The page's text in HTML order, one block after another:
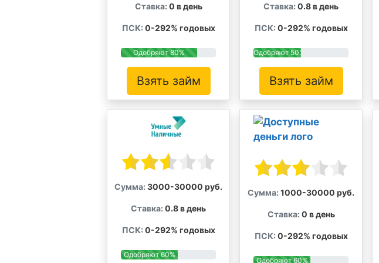
Ставка: 0 в день
ПСК: 0-292% годовых
Одобряют 80%
Взять займ
Ставка: 0.8 в день
ПСК: 0-292% годовых
Одобряют 50%
Взять займ
Сумма: 3000-30000 руб.
Ставка: 0.8 в день
ПСК: 0-292% годовых
Одобряют 60%
Сумма: 1000-30000 руб.
Ставка: 0 в день
ПСК: 0-292% годовых
Одобряют 60%